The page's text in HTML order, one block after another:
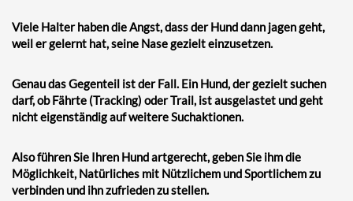
Viele Halter haben die Angst, dass der Hund dann jagen geht,
weil er gelernt hat, seine Nase gezielt einzusetzen.
Genau das Gegenteil ist der Fall. Ein Hund, der gezielt suchen
darf, ob Fährte (Tracking) oder Trail, ist ausgelastet und geht
nicht eigenständig auf weitere Suchaktionen.
Also führen Sie Ihren Hund artgerecht, geben Sie ihm die
Möglichkeit, Natürliches mit Nützlichem und Sportlichem zu
verbinden und ihn zufrieden zu stellen.